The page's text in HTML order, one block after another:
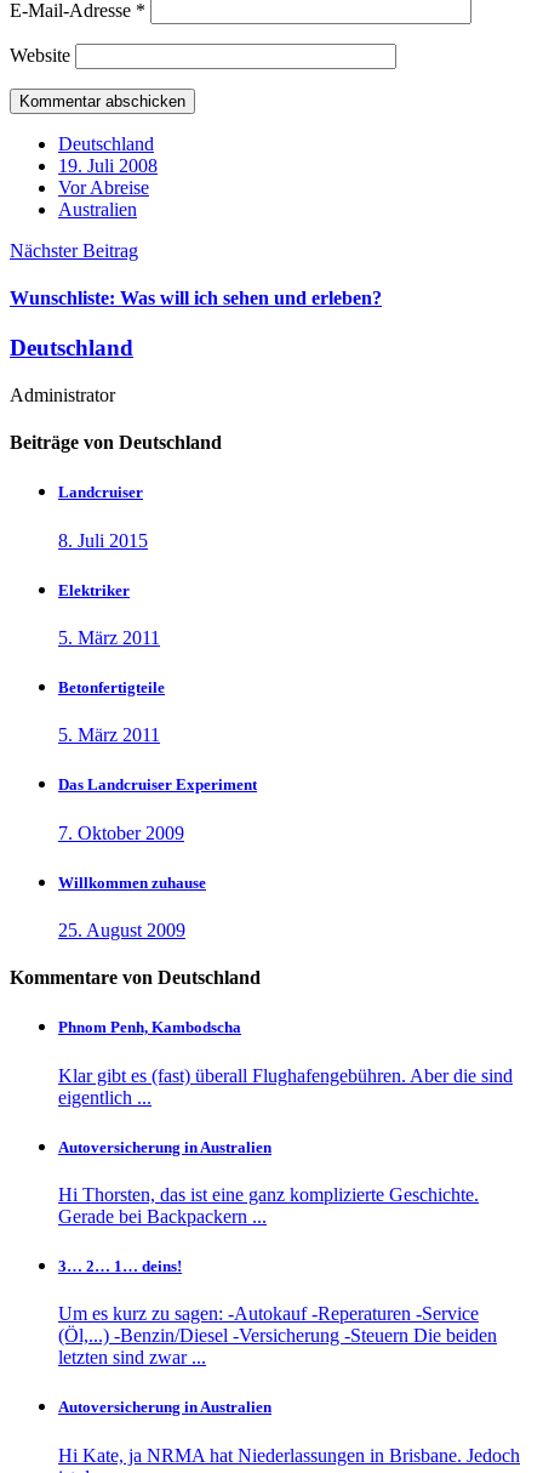
E-Mail-Adresse *
Website
Deutschland
19. Juli 2008
Vor Abreise
Australien
Nächster Beitrag
Wunschliste: Was will ich sehen und erleben?
Deutschland
Administrator
Beiträge von Deutschland
Landcruiser
8. Juli 2015
Elektriker
5. März 2011
Betonfertigteile
5. März 2011
Das Landcruiser Experiment
7. Oktober 2009
Willkommen zuhause
25. August 2009
Kommentare von Deutschland
Phnom Penh, Kambodscha
Klar gibt es (fast) überall Flughafengebühren. Aber die sind
eigentlich ...
Autoversicherung in Australien
Hi Thorsten, das ist eine ganz komplizierte Geschichte.
Gerade bei Backpackern ...
3… 2… 1… deins!
Um es kurz zu sagen: -Autokauf -Reperaturen -Service
(Öl,...) -Benzin/Diesel -Versicherung -Steuern Die beiden
letzten sind zwar ...
Autoversicherung in Australien
Hi Kate, ja NRMA hat Niederlassungen in Brisbane. Jedoch